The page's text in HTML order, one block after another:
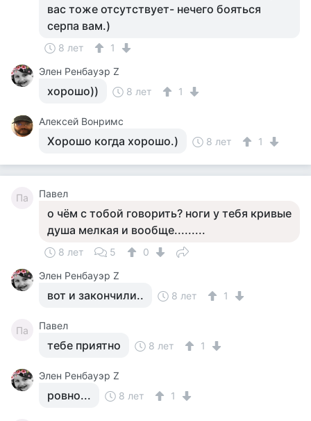
вас тоже отсутствует- нечего бояться
серпа вам.)
8 лет
1
Элен Ренбауэр Z
хорошо)) 8 лет 1
Алексей Вонримс
Хорошо когда хорошо.) 8 лет 1
Па Павел
о чём с тобой говорить? ноги у тебя кривые
душа мелкая и вообще.........
8 лет 5
0
Элен Ренбауэр Z
вот и закончили.. 8 лет 1
Па Павел
тебе приятно 8 лет 1
Элен Ренбауэр Z
ровно... 8 лет 1